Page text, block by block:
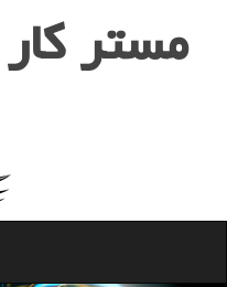
مستر كار